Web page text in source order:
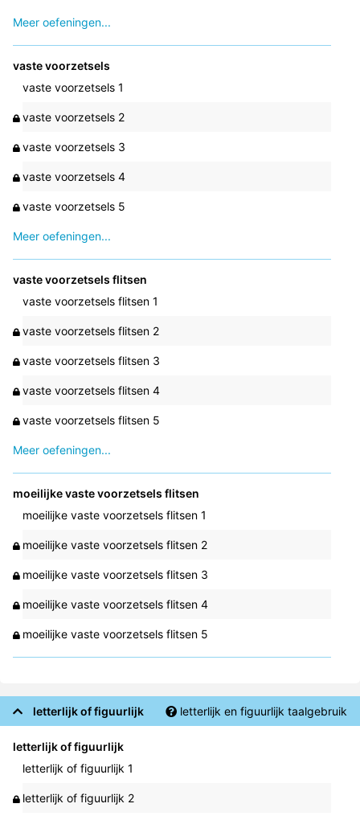
Meer oefeningen...
vaste voorzetsels
vaste voorzetsels 1
vaste voorzetsels 2
vaste voorzetsels 3
vaste voorzetsels 4
vaste voorzetsels 5
Meer oefeningen...
vaste voorzetsels flitsen
vaste voorzetsels flitsen 1
vaste voorzetsels flitsen 2
vaste voorzetsels flitsen 3
vaste voorzetsels flitsen 4
vaste voorzetsels flitsen 5
Meer oefeningen...
moeilijke vaste voorzetsels flitsen
moeilijke vaste voorzetsels flitsen 1
moeilijke vaste voorzetsels flitsen 2
moeilijke vaste voorzetsels flitsen 3
moeilijke vaste voorzetsels flitsen 4
moeilijke vaste voorzetsels flitsen 5
letterlijk of figuurlijk letterlijk en figuurlijk taalgebruik
letterlijk of figuurlijk
letterlijk of figuurlijk 1
letterlijk of figuurlijk 2